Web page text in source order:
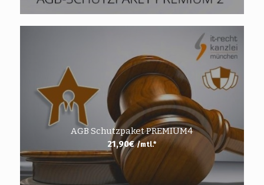
AGB Schutzpaket PREMIUM4
21,90€ /mtl.*